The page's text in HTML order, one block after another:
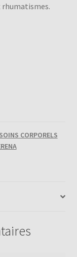
rhumatismes.
SOINS CORPORELS